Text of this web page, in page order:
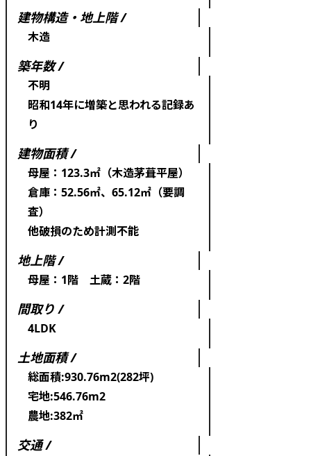
建物構造・地上階 /
木造
築年数 /
不明
昭和14年に増築と思われる記録あ
り
建物面積 /
母屋：123.3㎡（木造茅葺平屋）
倉庫：52.56㎡、65.12㎡（要調
査）
他破損のため計測不能
地上階 /
母屋：1階 土蔵：2階
間取り /
4LDK
土地面積 /
総面積:930.76m2(282坪)
宅地:546.76m2
農地:382㎡
交通 /